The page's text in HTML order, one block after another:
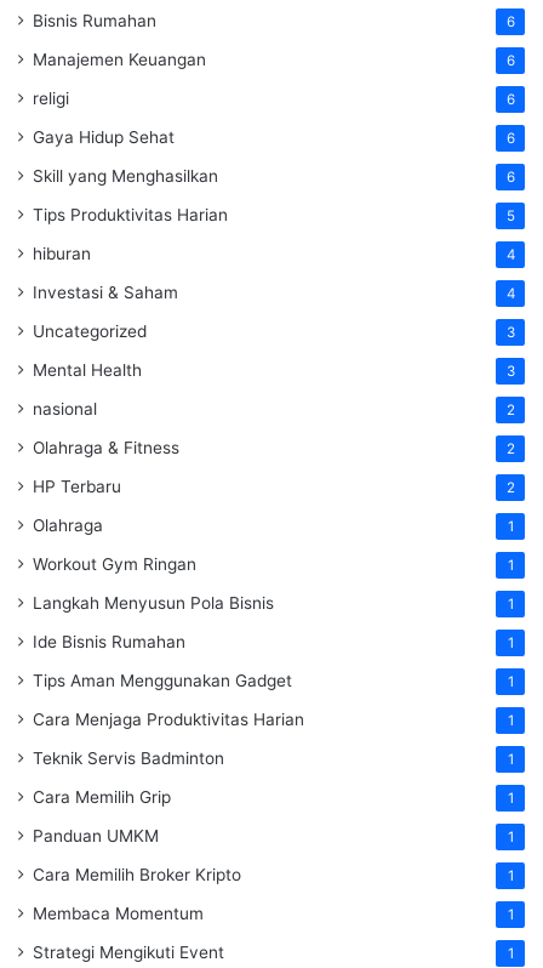
Bisnis Rumahan 6
Manajemen Keuangan 6
religi 6
Gaya Hidup Sehat 6
Skill yang Menghasilkan 6
Tips Produktivitas Harian 5
hiburan 4
Investasi & Saham 4
Uncategorized 3
Mental Health 3
nasional 2
Olahraga & Fitness 2
HP Terbaru 2
Olahraga 1
Workout Gym Ringan 1
Langkah Menyusun Pola Bisnis 1
Ide Bisnis Rumahan 1
Tips Aman Menggunakan Gadget 1
Cara Menjaga Produktivitas Harian 1
Teknik Servis Badminton 1
Cara Memilih Grip 1
Panduan UMKM 1
Cara Memilih Broker Kripto 1
Membaca Momentum 1
Strategi Mengikuti Event 1